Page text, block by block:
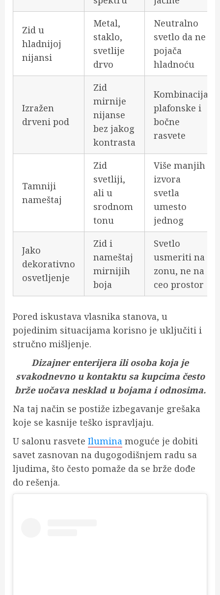
Zid u
hladnijoj
nijansi
Metal,
staklo,
svetlije
drvo
Neutralno
svetlo da ne
pojača
hladnoću
Izražen
drveni pod
Zid
mirnije
nijanse
bez jakog
kontrasta
Kombinacija
plafonske i
bočne
rasvete
Tamniji
nameštaj
Zid
svetliji,
ali u
srodnom
tonu
Više manjih
izvora
svetla
umesto
jednog
Jako
dekorativno
osvetljenje
Zid i
nameštaj
mirnijih
boja
Svetlo
usmeriti na
zonu, ne na
ceo prostor
Pored iskustava vlasnika stanova, u
pojedinim situacijama korisno je uključiti i
stručno mišljenje.
Dizajner enterijera ili osoba koja je
svakodnevno u kontaktu sa kupcima često
brže uočava nesklad u bojama i odnosima.
Na taj način se postiže izbegavanje grešaka
koje se kasnije teško ispravljaju.
U salonu rasvete Ilumina moguće je dobiti
savet zasnovan na dugogodišnjem radu sa
ljudima, što često pomaže da se brže dođe
do rešenja.